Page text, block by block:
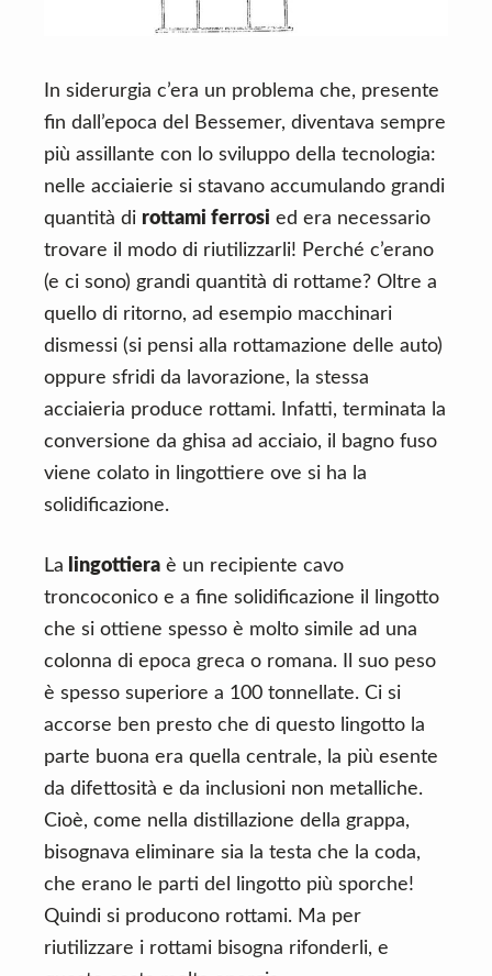
In siderurgia c’era un problema che, presente
fin dall’epoca del Bessemer, diventava sempre
più assillante con lo sviluppo della tecnologia:
nelle acciaierie si stavano accumulando grandi
quantità di rottami ferrosi ed era necessario
trovare il modo di riutilizzarli! Perché c’erano
(e ci sono) grandi quantità di rottame? Oltre a
quello di ritorno, ad esempio macchinari
dismessi (si pensi alla rottamazione delle auto)
oppure sfridi da lavorazione, la stessa
acciaieria produce rottami. Infatti, terminata la
conversione da ghisa ad acciaio, il bagno fuso
viene colato in lingottiere ove si ha la
solidificazione.
La lingottiera è un recipiente cavo
troncoconico e a fine solidificazione il lingotto
che si ottiene spesso è molto simile ad una
colonna di epoca greca o romana. Il suo peso
è spesso superiore a 100 tonnellate. Ci si
accorse ben presto che di questo lingotto la
parte buona era quella centrale, la più esente
da difettosità e da inclusioni non metalliche.
Cioè, come nella distillazione della grappa,
bisognava eliminare sia la testa che la coda,
che erano le parti del lingotto più sporche!
Quindi si producono rottami. Ma per
riutilizzare i rottami bisogna rifonderli, e